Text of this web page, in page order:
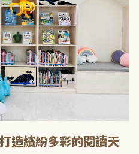
造繽紛多彩的閱讀天